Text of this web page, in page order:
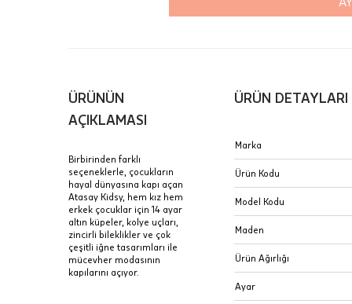
Stoklar çok
Taksit
Tek Çekim
2 Taksit
3 Taksit
E-Posta Adresi
ÜRÜNÜN
AÇIKLAMASI
Birbirinden farklı
seçeneklerle, çocukların
hayal dünyasına kapı açan
Atasay Kidsy, hem kız hem
erkek çocuklar için 14 ayar
altın küpeler, kolye uçları,
zincirli bileklikler ve çok
çeşitli iğne tasarımları ile
mücevher modasının
kapılarını açıyor.
ÜRÜN DETAYLARI
Marka
Ürün Kodu
Model Kodu
Maden
Ürün Ağırlığı
Ayar
Sertifika
JTR |
Sipariş
İptal: